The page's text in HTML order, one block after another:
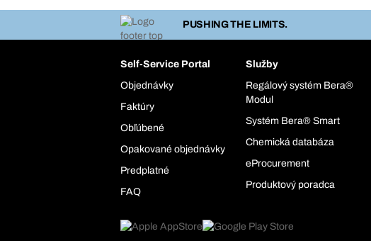
PUSHING THE LIMITS.
Self-Service Portal
Objednávky
Faktúry
Obľúbené
Opakované objednávky
Predplatné
FAQ
Služby
Regálový systém Bera®
Modul
Systém Bera® Smart
Chemická databáza
eProcurement
Produktový poradca